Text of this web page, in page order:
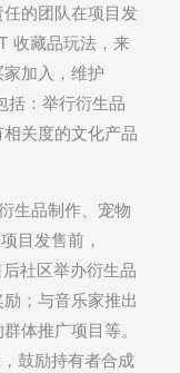
任的团队在项目发
收藏品玩法，来
加入，维护
括：举行衍生品
关度的文化产品
生品制作、宠物
目发售前，
社区举办衍生品
；与音乐家推出
体推广项目等。
鼓励持有者合成